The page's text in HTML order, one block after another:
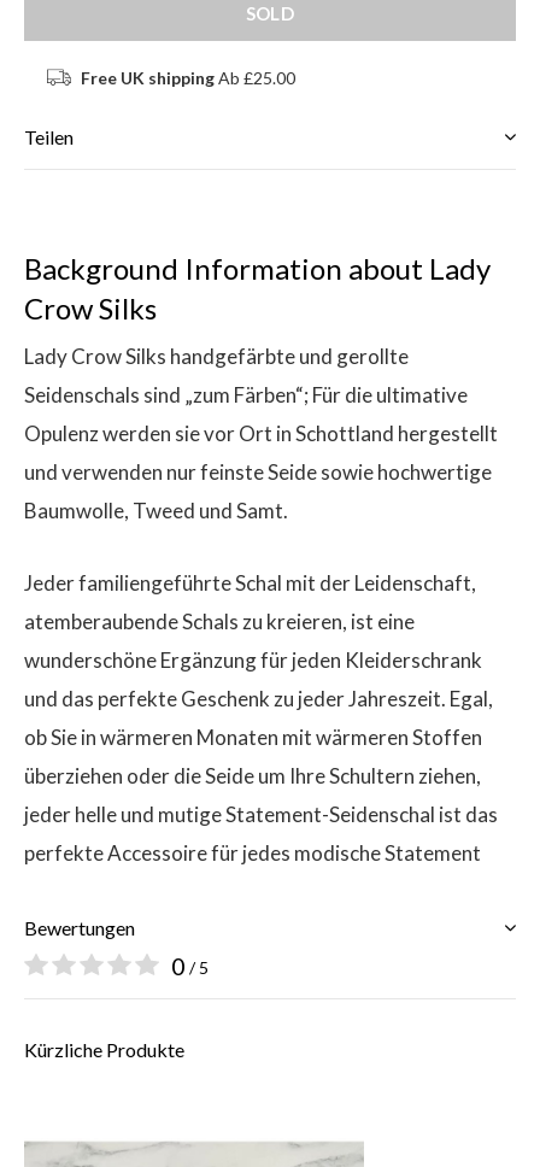
SOLD
Free UK shippingAb £25.00
Teilen
Background Information about Lady
Crow Silks
Lady Crow Silks handgefärbte und gerollte
Seidenschals sind „zum Färben“; Für die ultimative
Opulenz werden sie vor Ort in Schottland hergestellt
und verwenden nur feinste Seide sowie hochwertige
Baumwolle, Tweed und Samt.
Jeder familiengeführte Schal mit der Leidenschaft,
atemberaubende Schals zu kreieren, ist eine
wunderschöne Ergänzung für jeden Kleiderschrank
und das perfekte Geschenk zu jeder Jahreszeit. Egal,
ob Sie in wärmeren Monaten mit wärmeren Stoffen
überziehen oder die Seide um Ihre Schultern ziehen,
jeder helle und mutige Statement-Seidenschal ist das
perfekte Accessoire für jedes modische Statement
Bewertungen
0 / 5
Kürzliche Produkte